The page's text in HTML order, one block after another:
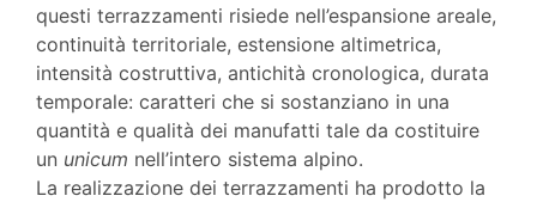
questi terrazzamenti risiede nell’espansione areale,
continuità territoriale, estensione altimetrica,
intensità costruttiva, antichità cronologica, durata
temporale: caratteri che si sostanziano in una
quantità e qualità dei manufatti tale da costituire
un unicum nell’intero sistema alpino.
La realizzazione dei terrazzamenti ha prodotto la